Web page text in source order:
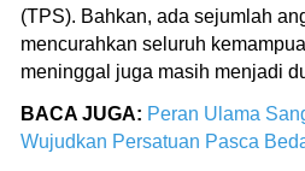
(TPS). Bahkan, ada sejumlah
mencurahkan seluruh
meninggal juga masih menjadi
BACA JUGA: Peran Ulama
Wujudkan Persatuan Pasca